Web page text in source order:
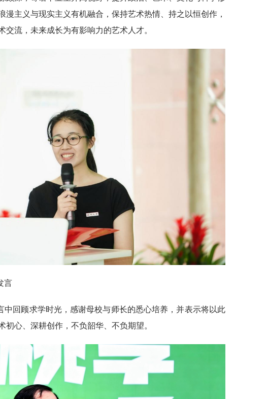
漫主义与现实主义有机融合，保持艺术热情、持之以恒创作，
交流，未来成长为有影响力的艺术人才。
言
中回顾求学时光，感谢母校与师长的悉心培养，并表示将以此
初心、深耕创作，不负韶华、不负期望。